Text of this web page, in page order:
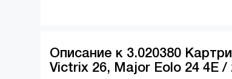
Описание к 3.020380
Victrix 26, Major Eolo 24 4E /